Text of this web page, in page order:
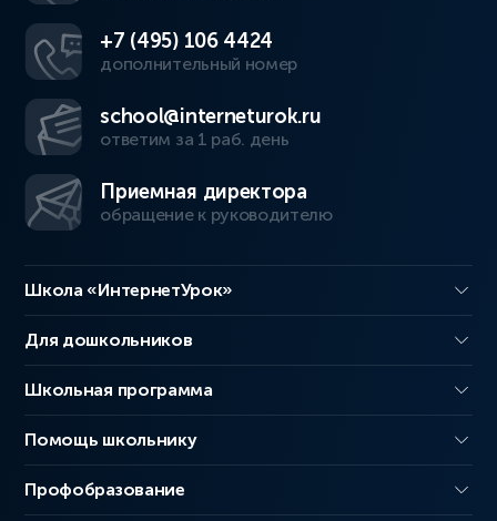
+7 (495) 106 4424
дополнительный номер
school@interneturok.ru
ответим за 1 раб. день
Приемная директора
обращение к руководителю
Школа «ИнтернетУрок»
Для дошкольников
Школьная программа
Помощь школьнику
Профобразование